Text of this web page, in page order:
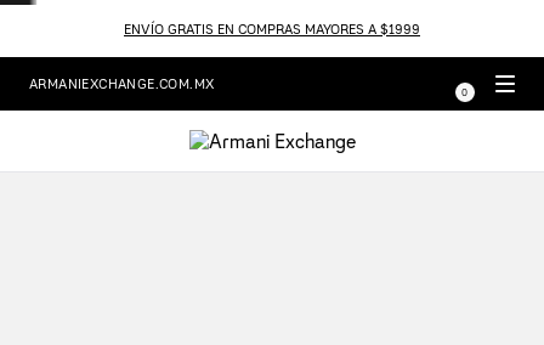
ENVÍO GRATIS EN COMPRAS MAYORES A $1999
ARMANIEXCHANGE.COM.MX 0